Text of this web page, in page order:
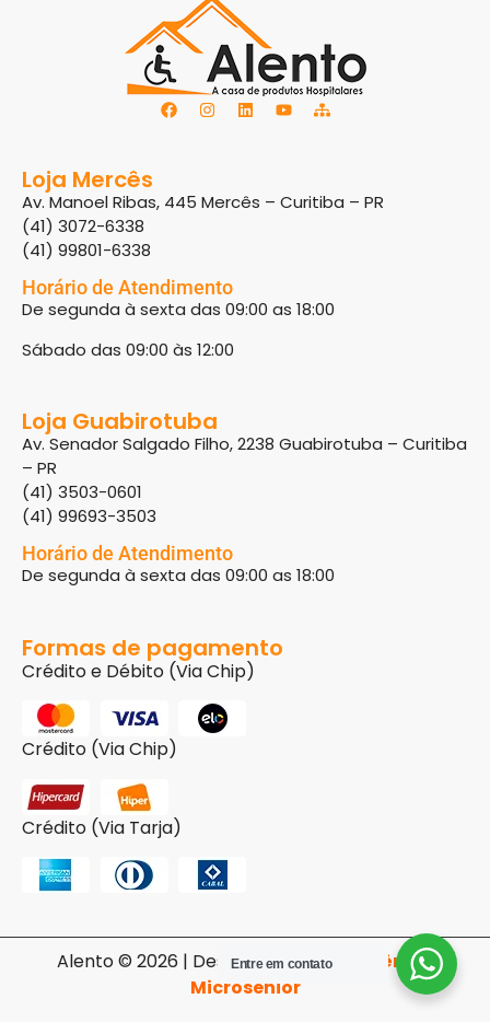
Loja Mercês
Av. Manoel Ribas, 445 Mercês – Curitiba – PR
(41) 3072-6338
(41) 99801-6338
Horário de Atendimento
De segunda à sexta das 09:00 as 18:00
Sábado das 09:00 às 12:00
Loja Guabirotuba
Av. Senador Salgado Filho, 2238 Guabirotuba – Curitiba
– PR
(41) 3503-0601
(41) 99693-3503
Horário de Atendimento
De segunda à sexta das 09:00 as 18:00
Formas de pagamento
Crédito e Débito (Via Chip)
Crédito (Via Chip)
Crédito (Via Tarja)
Alento © 2026 | Desenvolvido pela
Agência
Microsenior
Entre em contato